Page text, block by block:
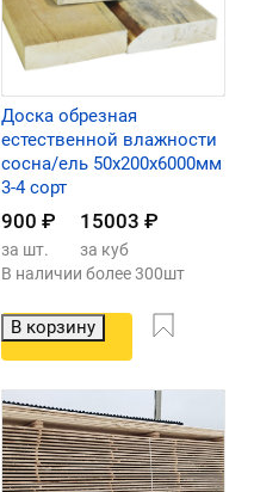
Доска обрезная
естественной влажности
сосна/ель 50х200х6000мм
3-4 сорт
900 ₽ 15003 ₽
за шт.
за куб
В наличии более 300шт
В корзину